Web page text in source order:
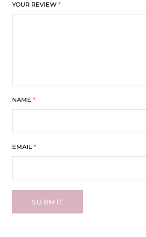
YOUR REVIEW *
NAME *
EMAIL *